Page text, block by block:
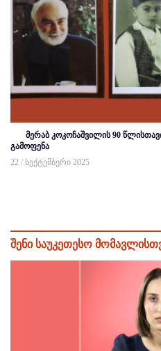
მერაბ კოკოჩაშვილის 90
გამოფენა
22 / სექტემბერი 2025
შენი საუკეთესო